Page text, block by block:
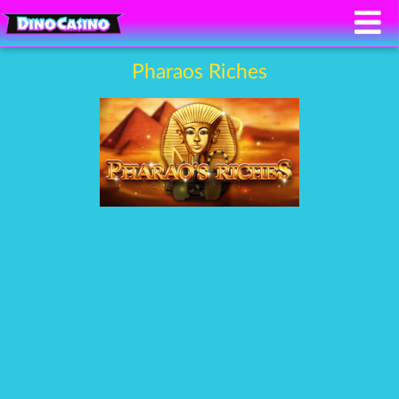
Pharaos Riches